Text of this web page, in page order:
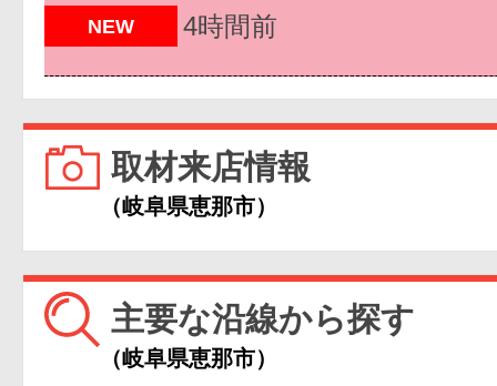
NEW 4時間前
取材来店情報
（岐阜県恵那市）
主要な沿線から探す
（岐阜県恵那市）